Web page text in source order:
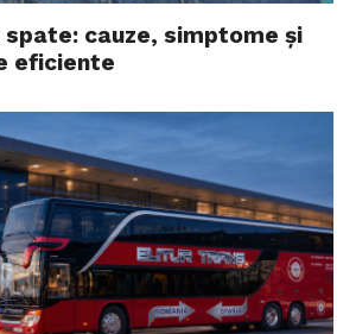
spate: cauze, simptome și
eficiente